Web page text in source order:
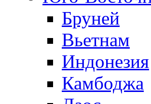
Бруней
Вьетнам
Индонезия
Камбоджа